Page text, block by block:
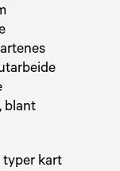
blant
typer kart